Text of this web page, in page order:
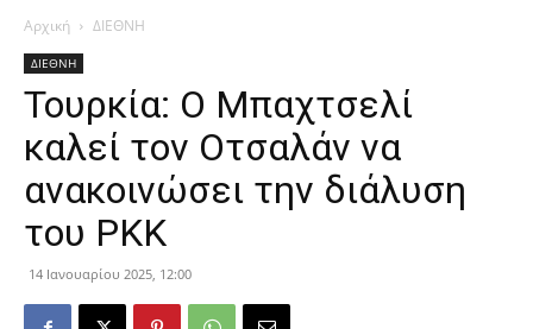
Αρχική ΔΙΕΘΝΗ
ΔΙΕΘΝΗ
Τουρκία: Ο Μπαχτσελί
καλεί τον Οτσαλάν να
ανακοινώσει την διάλυση
του PKK
14 Ιανουαρίου 2025, 12:00